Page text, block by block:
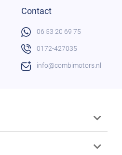
Contact
06 53 20 69 75
0172-427035
info@combimotors.nl